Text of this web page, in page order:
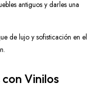
antiguos y darles una
de lujo y sofisticación en el
Vinilos